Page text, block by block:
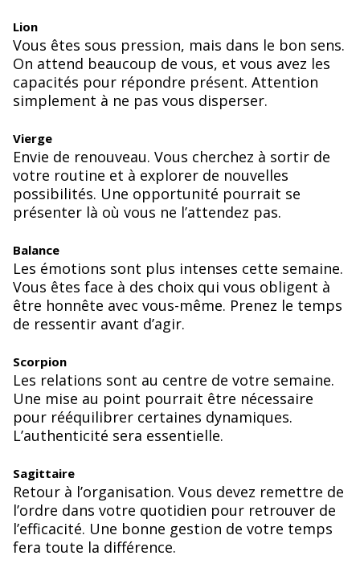
Lion
Vous êtes sous pression, mais dans le bon sens.
On attend beaucoup de vous, et vous avez les
capacités pour répondre présent. Attention
simplement à ne pas vous disperser.
Vierge
Envie de renouveau. Vous cherchez à sortir de
votre routine et à explorer de nouvelles
possibilités. Une opportunité pourrait se
présenter là où vous ne l’attendez pas.
Balance
Les émotions sont plus intenses cette semaine.
Vous êtes face à des choix qui vous obligent à
être honnête avec vous-même. Prenez le temps
de ressentir avant d’agir.
Scorpion
Les relations sont au centre de votre semaine.
Une mise au point pourrait être nécessaire
pour rééquilibrer certaines dynamiques.
L’authenticité sera essentielle.
Sagittaire
Retour à l’organisation. Vous devez remettre de
l’ordre dans votre quotidien pour retrouver de
l’efficacité. Une bonne gestion de votre temps
fera toute la différence.